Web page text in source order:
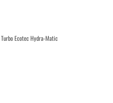
Ecotec Hydra-Matic